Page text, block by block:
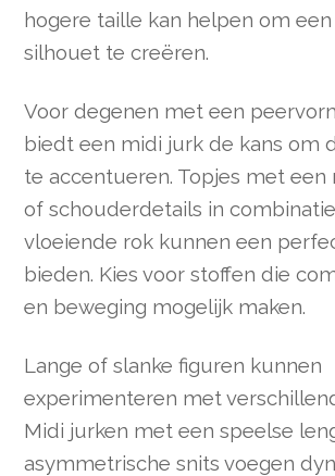
hogere taille kan helpen om
silhouet te creëren.
Voor degenen met een
biedt een midi jurk de kans om
te accentueren. Topjes met een
of schouderdetails in
vloeiende rok kunnen een
bieden. Kies voor stoffen die
en beweging mogelijk maken.
Lange of slanke figuren kunnen
experimenteren met
Midi jurken met een speelse
asymmetrische snits voegen